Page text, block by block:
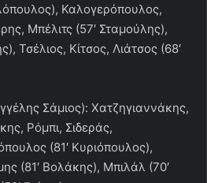
Καλογερόπουλος,
Μπέλιτς (57′ Σταμούλης),
Τσέλιος, Κίτσος, Λιάτσος (68′
Σάμιος): Χατζηγιαννάκης,
Ρόμπι, Σιδεράς,
(81′ Κυριόπουλος),
(81′ Βολάκης), Μπιλάλ (70′